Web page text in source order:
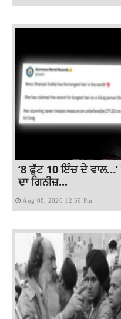
‘8 ਫੁੱਟ 10 ਇੰਚ ਦੇ
ਦਾ ਗਿਨੀਜ਼...
Aug 08, 2026 12:59 Pm